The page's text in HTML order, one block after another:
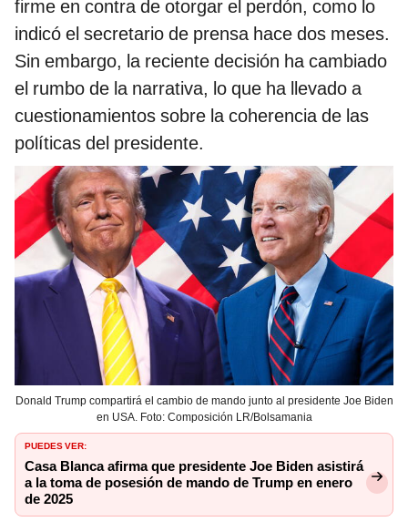
firme en contra de otorgar el perdón, como lo
indicó el secretario de prensa hace dos meses.
Sin embargo, la reciente decisión ha cambiado
el rumbo de la narrativa, lo que ha llevado a
cuestionamientos sobre la coherencia de las
políticas del presidente.
Donald Trump compartirá el cambio de mando junto al presidente Joe Biden
en USA. Foto: Composición LR/Bolsamania
PUEDES VER:
Casa Blanca afirma que presidente Joe Biden asistirá
a la toma de posesión de mando de Trump en enero
de 2025